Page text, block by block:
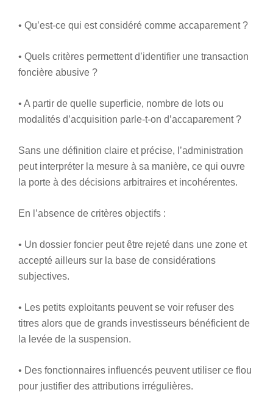
• Qu’est-ce qui est considéré comme accaparement ?
• Quels critères permettent d’identifier une transaction
foncière abusive ?
• A partir de quelle superficie, nombre de lots ou
modalités d’acquisition parle-t-on d’accaparement ?
Sans une définition claire et précise, l’administration
peut interpréter la mesure à sa manière, ce qui ouvre
la porte à des décisions arbitraires et incohérentes.
En l’absence de critères objectifs :
• Un dossier foncier peut être rejeté dans une zone et
accepté ailleurs sur la base de considérations
subjectives.
• Les petits exploitants peuvent se voir refuser des
titres alors que de grands investisseurs bénéficient de
la levée de la suspension.
• Des fonctionnaires influencés peuvent utiliser ce flou
pour justifier des attributions irrégulières.